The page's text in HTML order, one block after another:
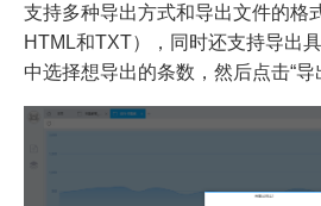
支持多种导出方式和导出文件的格
HTML和TXT），同时还支持导出
中选择想导出的条数，然后点击“导